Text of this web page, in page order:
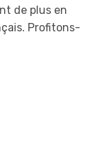
de plus en
Profitons-